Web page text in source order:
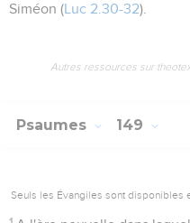
Siméon (Luc 2.30-32).
Autres ressources sur
Psaumes 149
Seuls les Évangiles sont disponibles
1